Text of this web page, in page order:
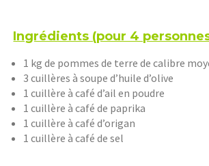
Ingrédients (pour 4
1 kg de pommes de terre de calibre
3 cuillères à soupe d’huile d’olive
1 cuillère à café d’ail en poudre
1 cuillère à café de paprika
1 cuillère à café d’origan
1 cuillère à café de sel